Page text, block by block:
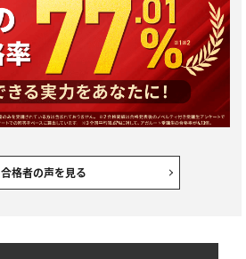
合格者の声を見る